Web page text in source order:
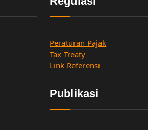
Peraturan Pajak
Tax Treaty
Link Referensi
Publikasi